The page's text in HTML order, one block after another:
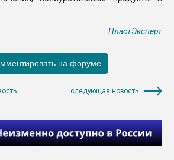
ПластЭксперт
следующая новость